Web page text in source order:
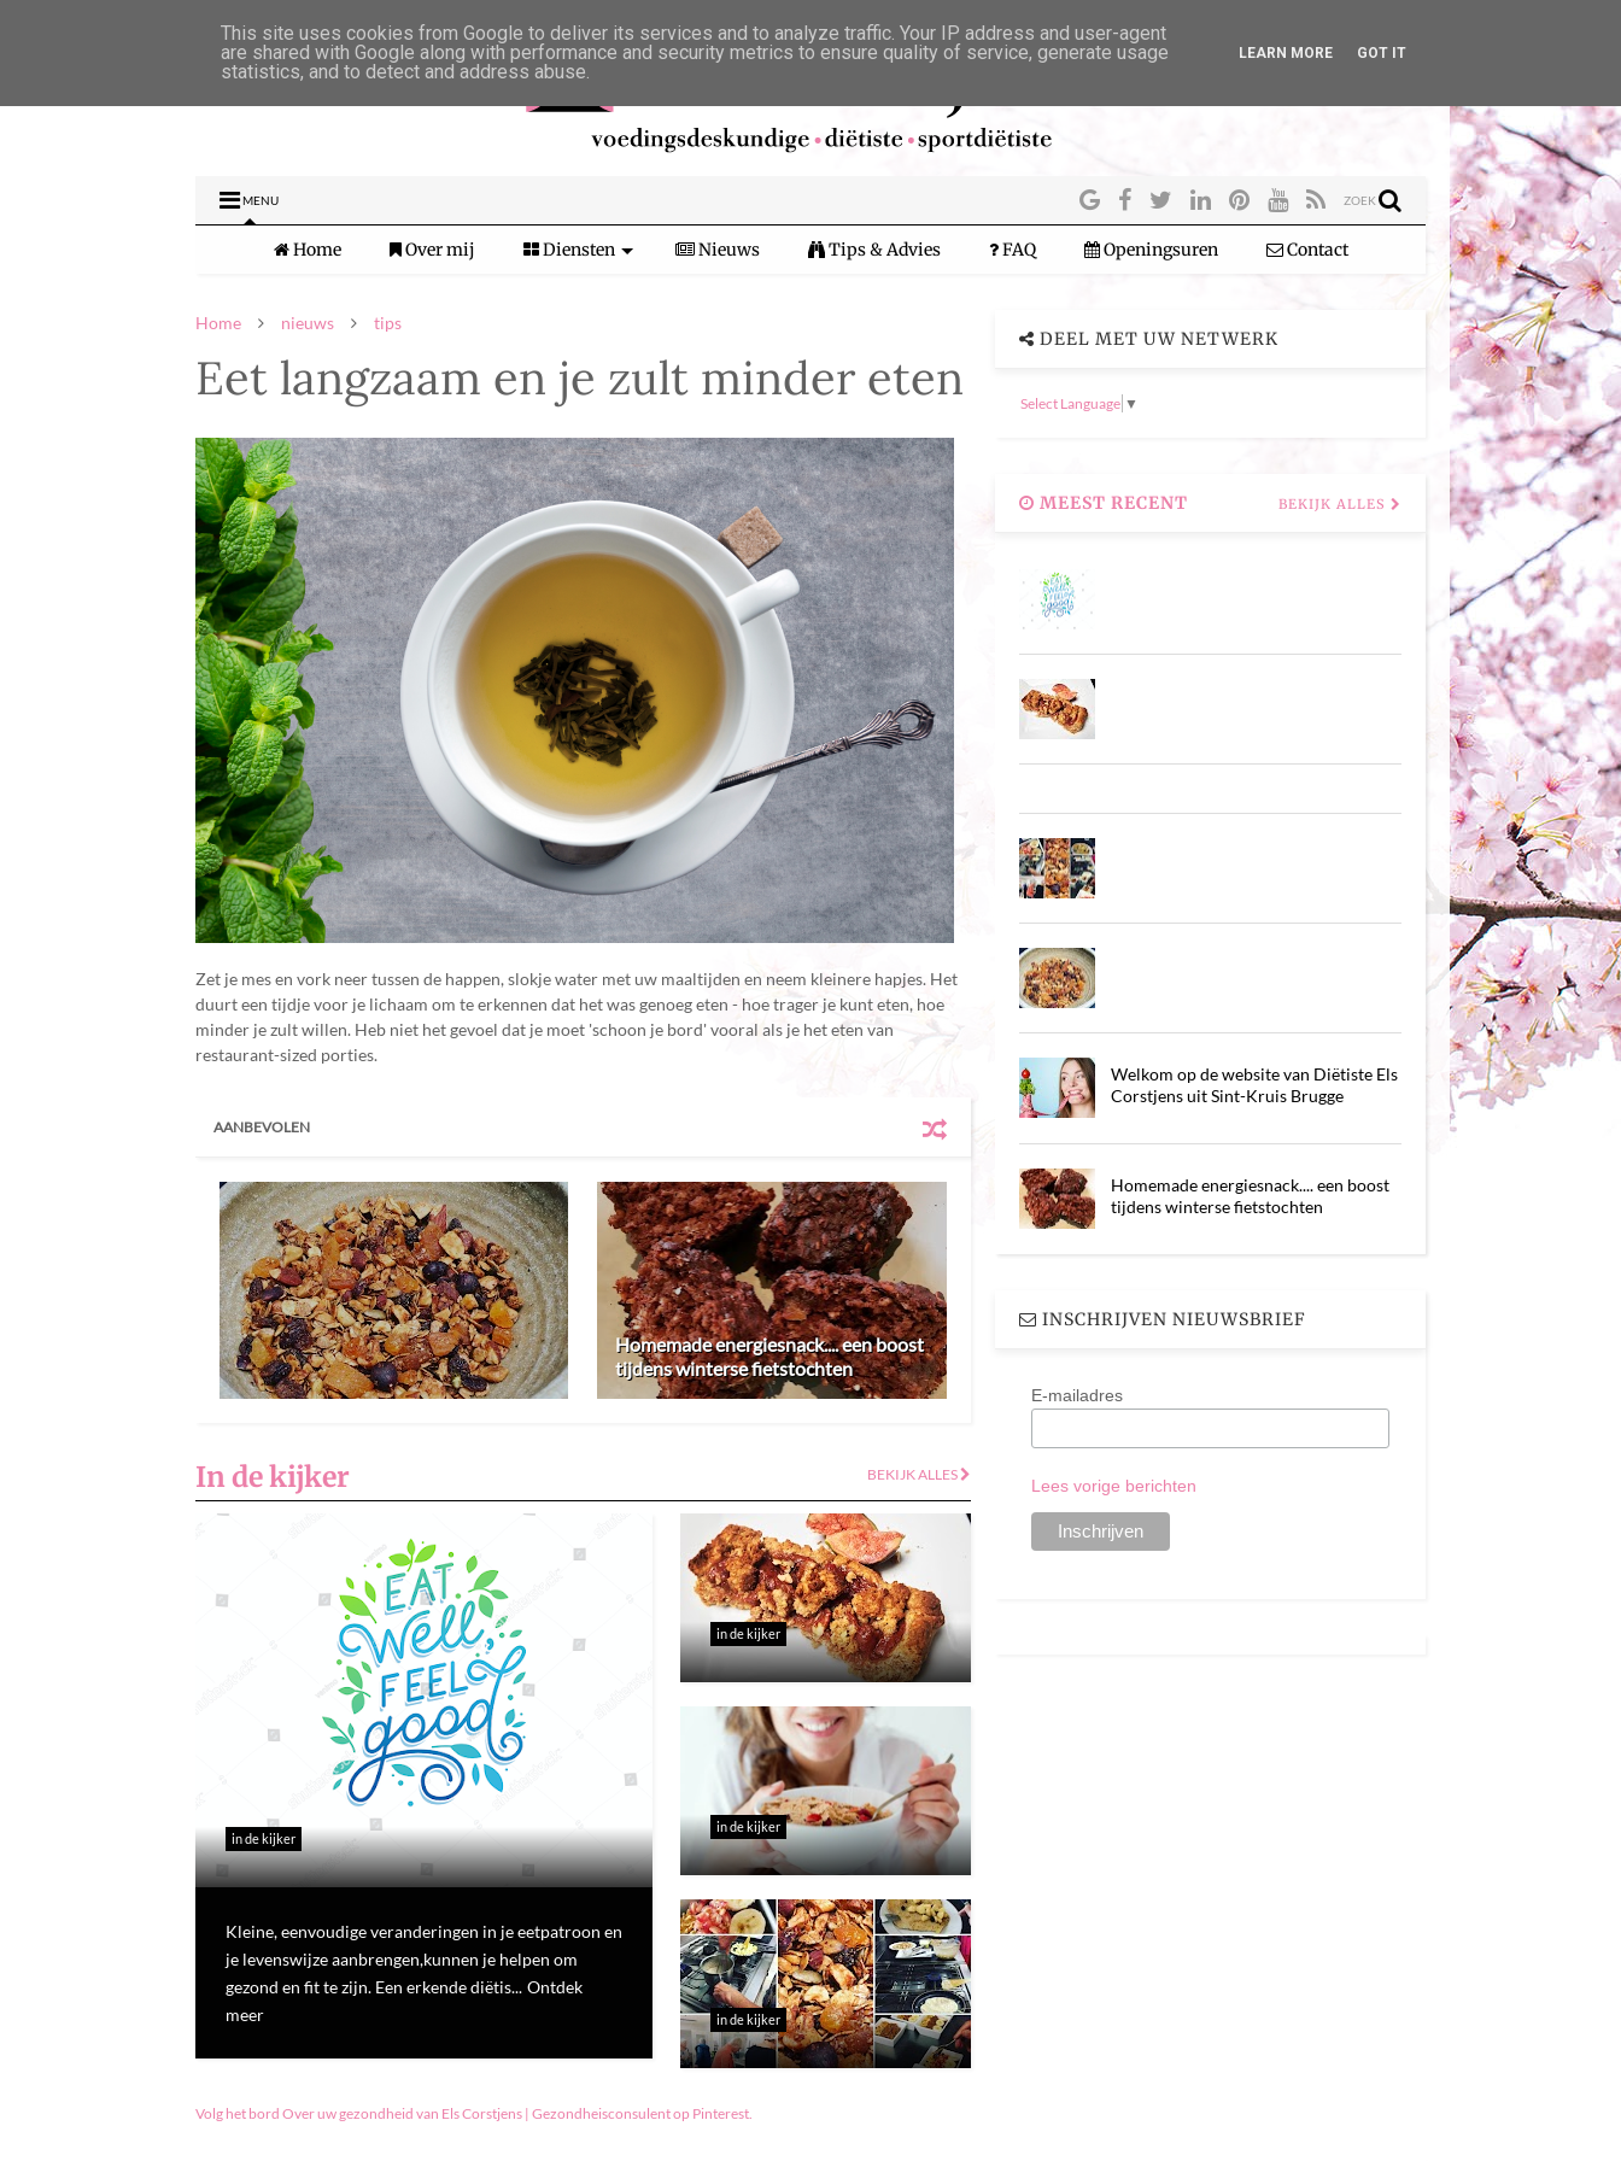
MENU ZOEK
Home Over mij Diensten Nieuws Tips & Advies FAQ Openingsuren Contact
Home nieuws tips
Eet langzaam en je zult minder eten
Zet je mes en vork neer tussen de happen, slokje water met uw maaltijden en neem kleinere hapjes. Het
duurt een tijdje voor je lichaam om te erkennen dat het was genoeg eten - hoe trager je kunt eten, hoe
minder je zult willen. Heb niet het gevoel dat je moet 'schoon je bord' vooral als je het eten van
restaurant-sized porties.
AANBEVOLEN
Homemade energiesnack.... een boost
tijdens winterse fietstochten
In de kijker BEKIJK ALLES
in de kijker
Kleine, eenvoudige veranderingen in je eetpatroon en
je levenswijze aanbrengen,kunnen je helpen om
gezond en fit te zijn. Een erkende diëtis... Ontdek
meer
in de kijker
in de kijker
in de kijker
Volg het bord Over uw gezondheid van Els Corstjens | Gezondheisconsulent op Pinterest.
DEEL MET UW NETWERK
Select Language ▼
MEEST RECENT BEKIJK ALLES
Welkom op de website van Diëtiste Els
Corstjens uit Sint-Kruis Brugge
Homemade energiesnack.... een boost
tijdens winterse fietstochten
INSCHRIJVEN NIEUWSBRIEF
E-mailadres
Lees vorige berichten
This site uses cookies from Google to deliver its services and to analyze traffic. Your IP address and user-agent
are shared with Google along with performance and security metrics to ensure quality of service, generate usage
statistics, and to detect and address abuse.
LEARN MORE GOT IT